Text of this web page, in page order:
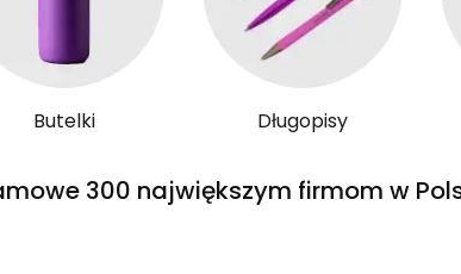
Butelki Długopisy
300 największym firmom w